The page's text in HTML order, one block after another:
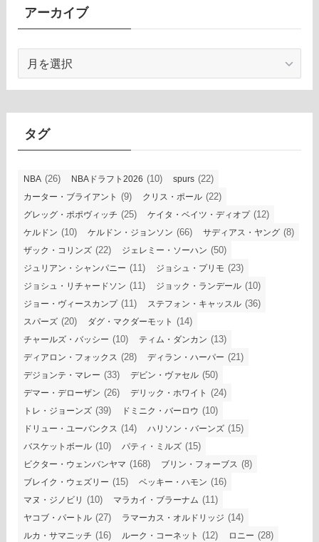
アーカイブ
カ
イ
タグ
NBA (26) NBAドラフト2026 (10) spurs (22)
カーター・ブライアント (9) クリス・ポール (22)
グレッグ・ポポヴィッチ (25) ケイタ・ベイツ・ディオプ(12)
ケルドン (10) ケルドン・ジョンソン (66) サディアス・ヤング (8)
ザック・コリンズ (22) ジェレミー・ソーハン (50)
ジュリアン・シャンパニー (11) ジョシュ・プリモ (23)
ジョシュ・リチャードソン (11) ジョック・ランデール (10)
ジョー・ヴィースカンプ(11) ステフォン・キャッスル (36)
スパーズ (20) ダグ・マクダーモット (14)
チャールズ・バッシー (10) ティム・ダンカン (13)
ディアロン・フォックス (28) ディラン・ハーパー (21)
デジョンテ・マレー (33) デビン・ヴァセル (50)
デマー・デローザン (26) デリック・ホワイト (24)
トレ・ジョーンズ (39) ドミニク・バーロウ (10)
ドリュー・ユーバンクス (14) ハリソン・バーンズ (15)
バスケットボール (10) パティ・ミルズ (15)
ビクター・ウェンバンヤマ (168) ブリン・フォーブス (8)
ブレイク・ウェズリー (15) ベッキー・ハモン (16)
マヌ・ジノビリ (10) マラカイ・ブラーナム (11)
ヤコブ・パートル (27) ラマーカス・オルドリッジ (14)
ルカ・サマニッチ (16) ルーク・コーネット (12) ロニー (28)